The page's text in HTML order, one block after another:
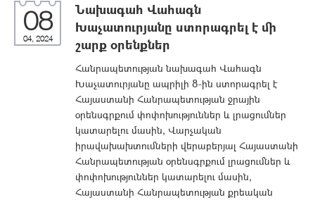
08
04, 2024
Նախագահ Վահագն
Խաչատուրյանը ստորագրել է մի
շարք օրենքներ
Հանրապետության նախագահ Վահագն
Խաչատուրյանը ապրիլի 8-ին ստորագրել է
Հայաստանի Հանրապետության ջրային
օրենսգրքում փոփոխություններ և լրացումներ
կատարելու մասին, Վարչական
իրավախախտումների վերաբերյալ Հայաստանի
Հանրապետության օրենսգրքում լրացումներ և
փոփոխություններ կատարելու մասին,
Հայաստանի Հանրապետության քրեական